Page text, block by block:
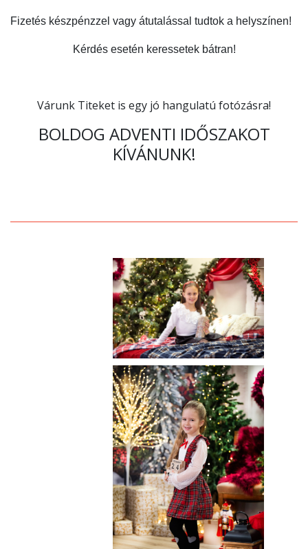
Fizetés készpénzzel vagy átutalással tudtok a helyszínen!
Kérdés esetén keressetek bátran!
Várunk Titeket is egy jó hangulatú fotózásra!
BOLDOG ADVENTI IDŐSZAKOT
KÍVÁNUNK!